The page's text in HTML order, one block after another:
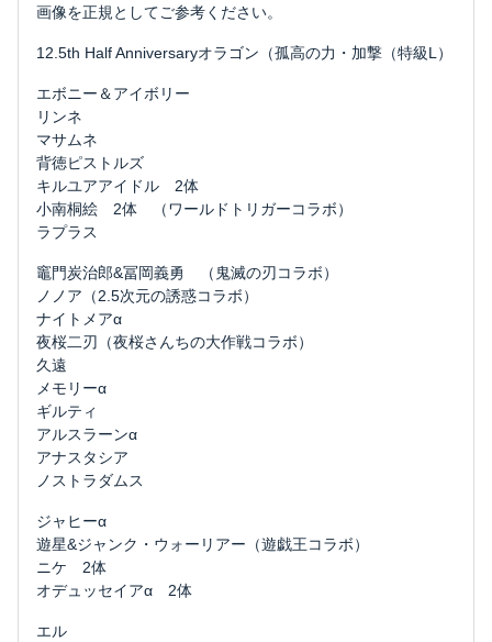
画像を正規としてご参考ください。
12.5th Half Anniversaryオラゴン（孤高の力・加撃（特級L）
エボニー＆アイボリー
リンネ
マサムネ
背徳ピストルズ
キルユアアイドル 2体
小南桐絵 2体 （ワールドトリガーコラボ）
ラプラス
竈門炭治郎&冨岡義勇 （鬼滅の刃コラボ）
ノノア（2.5次元の誘惑コラボ）
ナイトメアα
夜桜二刃（夜桜さんちの大作戦コラボ）
久遠
メモリーα
ギルティ
アルスラーンα
アナスタシア
ノストラダムス
ジャヒーα
遊星&ジャンク・ウォーリアー（遊戯王コラボ）
ニケ 2体
オデュッセイアα 2体
エル